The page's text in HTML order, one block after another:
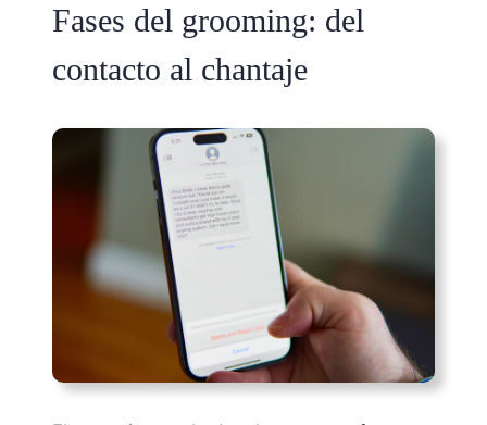
Fases del grooming: del
contacto al chantaje